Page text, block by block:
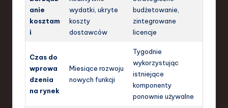
anie
kosztam
i
wydatki, ukryte
koszty
dostawców
budżetowanie,
zintegrowane
licencje
Czas do
wprowa
dzenia
na rynek
Miesiące rozwoju
nowych funkcji
Tygodnie
wykorzystując
istniejące
komponenty
ponownie używalne